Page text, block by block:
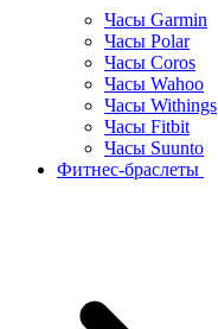
Часы Garmin
Часы Polar
Часы Coros
Часы Wahoo
Часы Withings
Часы Fitbit
Часы Suunto
Фитнес-браслеты